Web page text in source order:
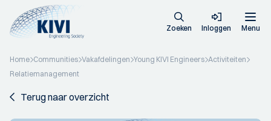
Zoeken Inloggen Menu
Home Communities Vakafdelingen Young KIVI Engineers Activiteiten
Relatiemanagement
Terug naar overzicht